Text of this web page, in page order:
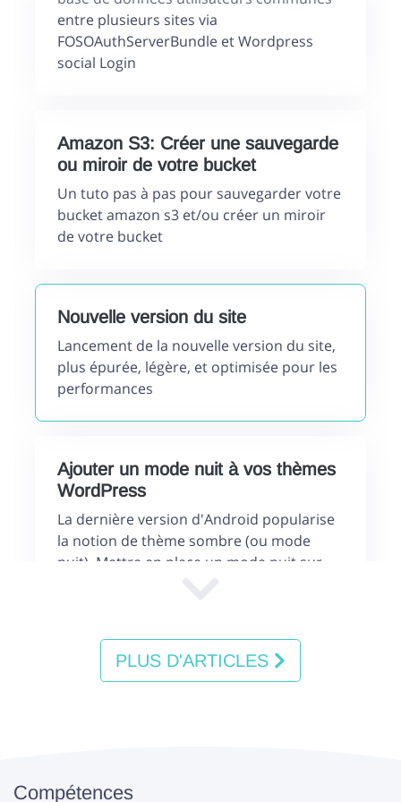
entre plusieurs sites via
FOSOAuthServerBundle et Wordpress
social Login
Amazon S3: Créer une sauvegarde
ou miroir de votre bucket
Un tuto pas à pas pour sauvegarder votre
bucket amazon s3 et/ou créer un miroir
de votre bucket
Nouvelle version du site
Lancement de la nouvelle version du site,
plus épurée, légère, et optimisée pour les
performances
Ajouter un mode nuit à vos thèmes
WordPress
La dernière version d'Android popularise
la notion de thème sombre (ou mode
nuit). Mettre en place un mode nuit sur
PLUS D'ARTICLES
Compétences